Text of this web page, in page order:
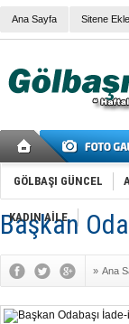
Ana Sayfa Sitene Ekle
GÖLBAŞI GÜNCEL
KADIN AİLE
Başkan
» Ana